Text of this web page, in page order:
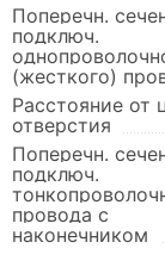
Поперечн.
подключ.
(жесткого)
Расстояние от
отверстия
Поперечн.
подключ.
провода с
наконечником